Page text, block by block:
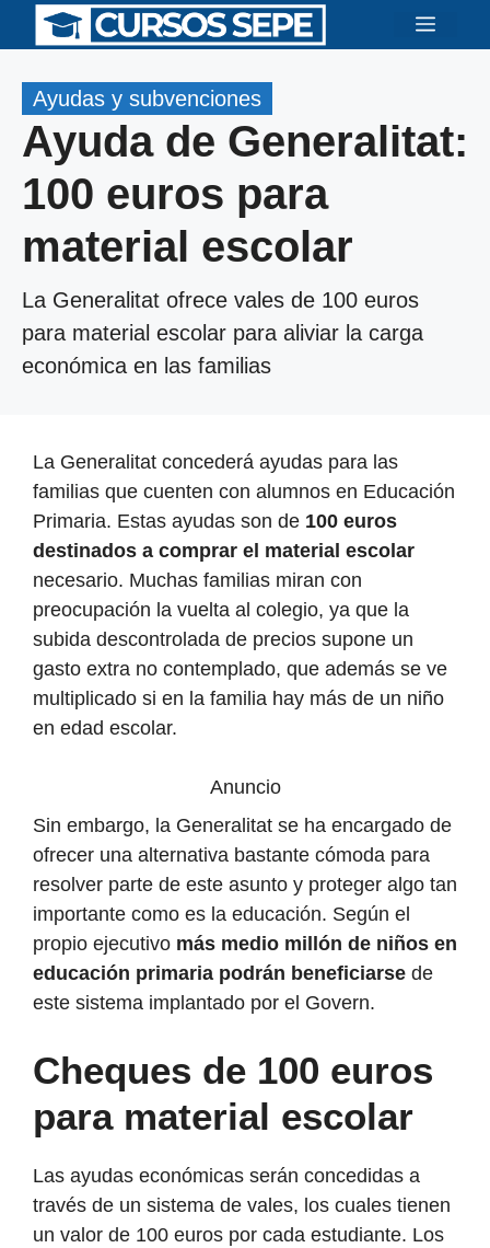
Saltar
Menú
Ayudas y subvenciones
Ayuda de Generalitat:
100 euros para
material escolar
La Generalitat ofrece vales de 100 euros
para material escolar para aliviar la carga
económica en las familias
La Generalitat concederá ayudas para las
familias que cuenten con alumnos en Educación
Primaria. Estas ayudas son de 100 euros
destinados a comprar el material escolar
necesario. Muchas familias miran con
preocupación la vuelta al colegio, ya que la
subida descontrolada de precios supone un
gasto extra no contemplado, que además se ve
multiplicado si en la familia hay más de un niño
en edad escolar.
Anuncio
Sin embargo, la Generalitat se ha encargado de
ofrecer una alternativa bastante cómoda para
resolver parte de este asunto y proteger algo tan
importante como es la educación. Según el
propio ejecutivo más medio millón de niños en
educación primaria podrán beneficiarse de
este sistema implantado por el Govern.
Cheques de 100 euros
para material escolar
Las ayudas económicas serán concedidas a
través de un sistema de vales, los cuales tienen
un valor de 100 euros por cada estudiante. Los